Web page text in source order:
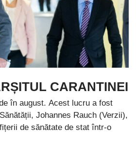
CARANTINEI
în august. Acest lucru a fost
Johannes Rauch (Verzii),
de sănătate de stat într-o